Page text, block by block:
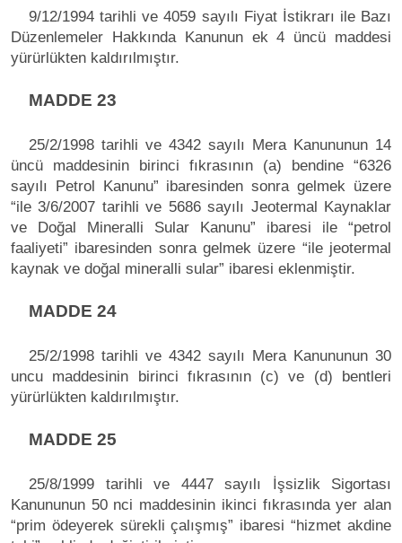
9/12/1994 tarihli ve 4059 sayılı Fiyat İstikrarı ile Bazı
Düzenlemeler Hakkında Kanunun ek 4 üncü maddesi
yürürlükten kaldırılmıştır.
MADDE 23
25/2/1998 tarihli ve 4342 sayılı Mera Kanununun 14
üncü maddesinin birinci fıkrasının (a) bendine “6326
sayılı Petrol Kanunu” ibaresinden sonra gelmek üzere
“ile 3/6/2007 tarihli ve 5686 sayılı Jeotermal Kaynaklar
ve Doğal Mineralli Sular Kanunu” ibaresi ile “petrol
faaliyeti” ibaresinden sonra gelmek üzere “ile jeotermal
kaynak ve doğal mineralli sular” ibaresi eklenmiştir.
MADDE 24
25/2/1998 tarihli ve 4342 sayılı Mera Kanununun 30
uncu maddesinin birinci fıkrasının (c) ve (d) bentleri
yürürlükten kaldırılmıştır.
MADDE 25
25/8/1999 tarihli ve 4447 sayılı İşsizlik Sigortası
Kanununun 50 nci maddesinin ikinci fıkrasında yer alan
“prim ödeyerek sürekli çalışmış” ibaresi “hizmet akdine